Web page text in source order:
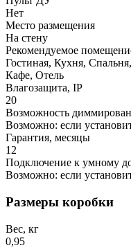
Нет
Место размещения
На стену
Рекомендуемое
Гостиная, Кухня,
Кафе, Отель
Влагозащита, IP
20
Возможность
Возможно: если
Гарантия, месяцы
12
Подключение к умному
Возможно: если
Размеры коробки
Вес, кг
0,95